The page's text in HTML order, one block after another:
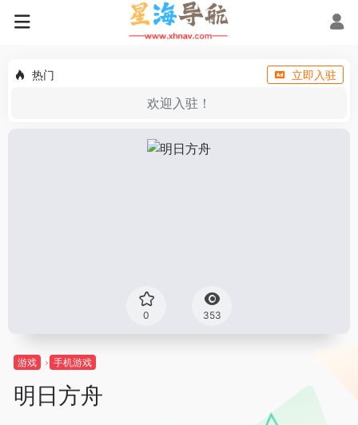
热门 立即入驻
欢迎入驻！
0 353
游戏 手机游戏
明日方舟